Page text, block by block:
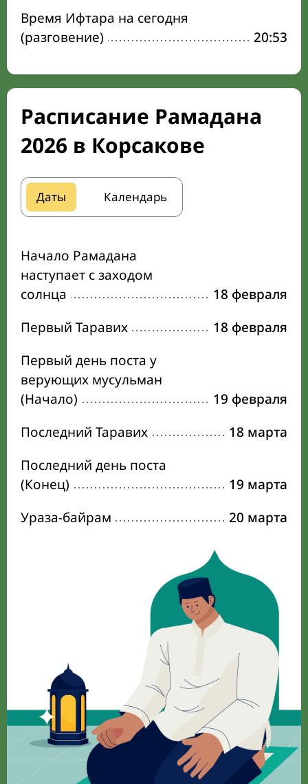
Время Ифтара на сегодня
(разговение)
20:53
Расписание Рамадана
2026 в Корсакове
Даты Календарь
Начало Рамадана
наступает с заходом
солнца
18 февраля
Первый Таравих
18 февраля
Первый день поста у
верующих мусульман
(Начало)
19 февраля
Последний Таравих
18 марта
Последний день поста
(Конец)
19 марта
Ураза-байрам
20 марта